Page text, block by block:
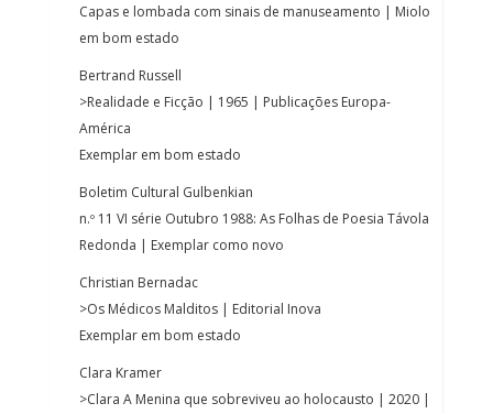
Capas e lombada com sinais de manuseamento | Miolo
em bom estado
Bertrand Russell
>Realidade e Ficção | 1965 | Publicações Europa-
América
Exemplar em bom estado
Boletim Cultural Gulbenkian
n.º 11 VI série Outubro 1988: As Folhas de Poesia Távola
Redonda | Exemplar como novo
Christian Bernadac
>Os Médicos Malditos | Editorial Inova
Exemplar em bom estado
Clara Kramer
>Clara A Menina que sobreviveu ao holocausto | 2020 |